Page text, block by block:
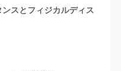
スとフィジカルディス